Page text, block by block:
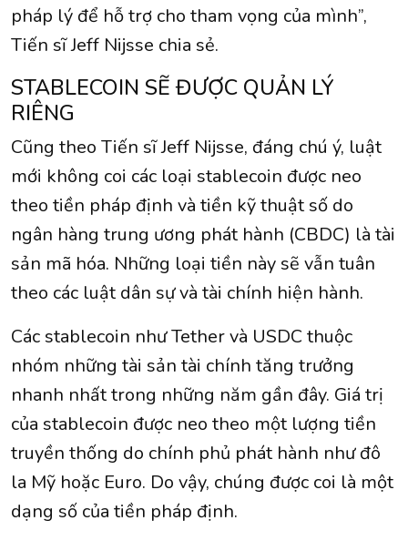
pháp lý để hỗ trợ cho tham vọng của mình”,
Tiến sĩ Jeff Nijsse chia sẻ.
STABLECOIN SẼ ĐƯỢC QUẢN LÝ
RIÊNG
Cũng theo Tiến sĩ Jeff Nijsse, đáng chú ý, luật
mới không coi các loại stablecoin được neo
theo tiền pháp định và tiền kỹ thuật số do
ngân hàng trung ương phát hành (CBDC) là tài
sản mã hóa. Những loại tiền này sẽ vẫn tuân
theo các luật dân sự và tài chính hiện hành.
Các stablecoin như Tether và USDC thuộc
nhóm những tài sản tài chính tăng trưởng
nhanh nhất trong những năm gần đây. Giá trị
của stablecoin được neo theo một lượng tiền
truyền thống do chính phủ phát hành như đô
la Mỹ hoặc Euro. Do vậy, chúng được coi là một
dạng số của tiền pháp định.